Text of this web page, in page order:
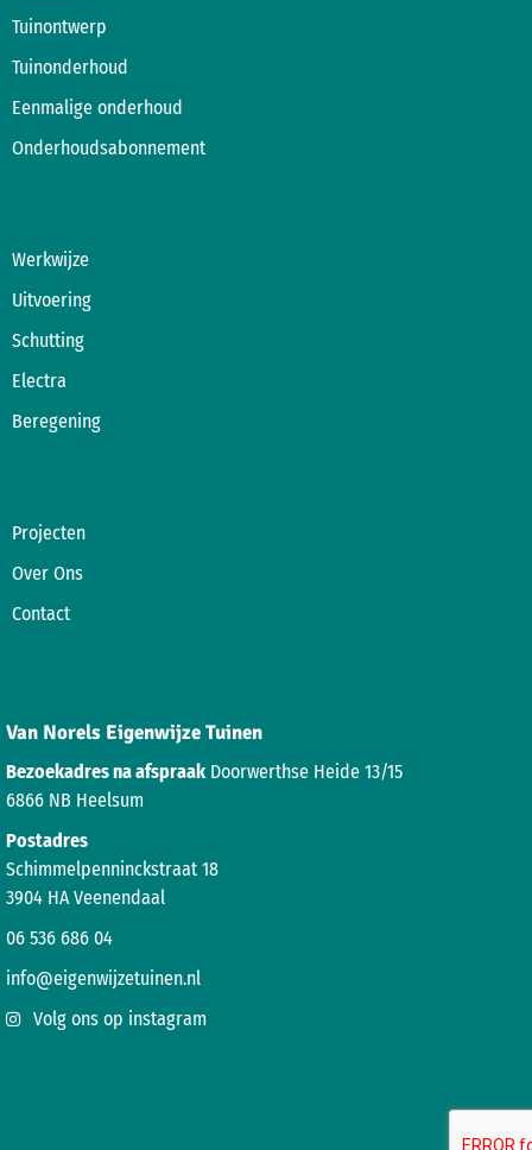
Tuinontwerp
Tuinonderhoud
Eenmalige onderhoud
Onderhoudsabonnement
Werkwijze
Uitvoering
Schutting
Electra
Beregening
Projecten
Over Ons
Contact
Van Norels Eigenwijze Tuinen
Bezoekadres na afspraak Doorwerthse Heide 13/15
6866 NB Heelsum
Postadres
Schimmelpenninckstraat 18
3904 HA Veenendaal
06 536 686 04
info@eigenwijzetuinen.nl
Volg ons op instagram